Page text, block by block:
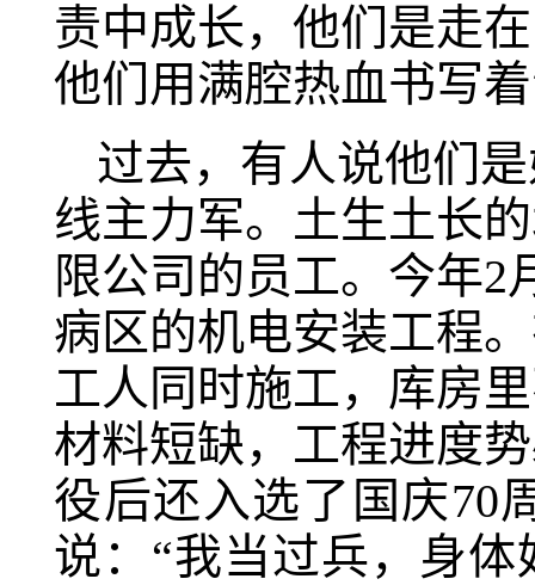
责中成长，他们是走
他们用满腔热血书写
过去，有人说他们
线主力军。土生土长
限公司的员工。今年2
病区的机电安装工程
工人同时施工，库房
材料短缺，工程进度
役后还入选了国庆70
说：“我当过兵，身